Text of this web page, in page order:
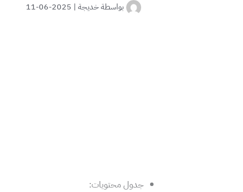
بواسطةخديجة |
2025-06-11
جدول محتويات: